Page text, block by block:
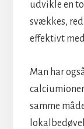
udvikle en
svækkes,
effektivt
Man har
samme